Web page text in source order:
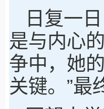
日复一
是与内心
争中，她
关键。”最